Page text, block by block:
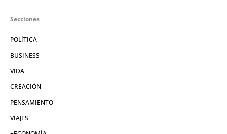
Secciones
POLÍTICA
BUSINESS
VIDA
CREACIÓN
PENSAMIENTO
VIAJES